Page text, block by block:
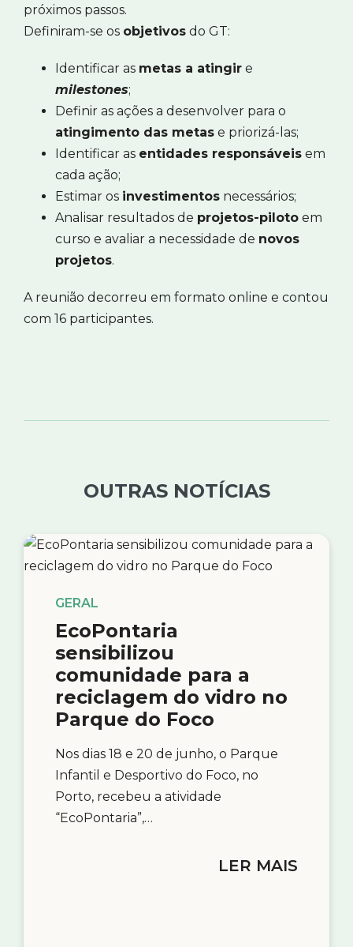
próximos passos.
Definiram-se os objetivos do GT:
Identificar as metas a atingir e
milestones;
Definir as ações a desenvolver para o
atingimento das metas e priorizá-las;
Identificar as entidades responsáveis em
cada ação;
Estimar os investimentos necessários;
Analisar resultados de projetos-piloto em
curso e avaliar a necessidade de novos
projetos.
A reunião decorreu em formato online e contou
com 16 participantes.
OUTRAS NOTÍCIAS
GERAL
EcoPontaria
sensibilizou
comunidade para a
reciclagem do vidro no
Parque do Foco
Nos dias 18 e 20 de junho, o Parque
Infantil e Desportivo do Foco, no
Porto, recebeu a atividade
“EcoPontaria”,…
LER MAIS